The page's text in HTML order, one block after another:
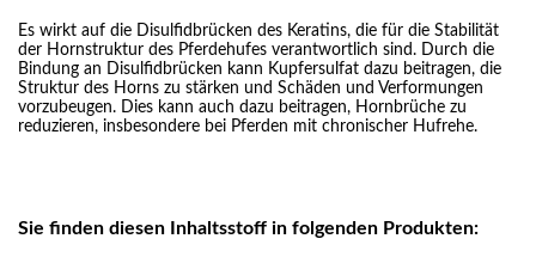
Es wirkt auf die Disulfidbrücken des Keratins, die für die Stabilität
der Hornstruktur des Pferdehufes verantwortlich sind. Durch die
Bindung an Disulfidbrücken kann Kupfersulfat dazu beitragen, die
Struktur des Horns zu stärken und Schäden und Verformungen
vorzubeugen. Dies kann auch dazu beitragen, Hornbrüche zu
reduzieren, insbesondere bei Pferden mit chronischer Hufrehe.
Sie finden diesen Inhaltsstoff in folgenden Produkten: